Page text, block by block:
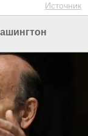
Источник